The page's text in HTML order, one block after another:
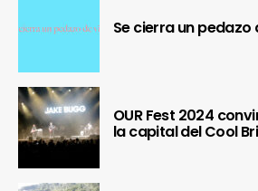
Se cierra un pedazo
OUR Fest 2024
la capital del Cool